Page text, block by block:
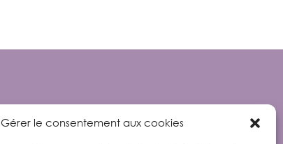
Gérer le consentement aux cookies